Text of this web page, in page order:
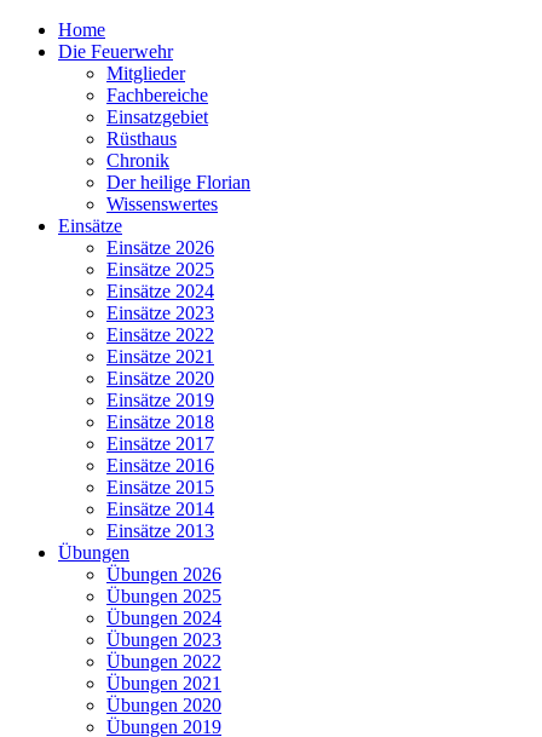
Home
Die Feuerwehr
Mitglieder
Fachbereiche
Einsatzgebiet
Rüsthaus
Chronik
Der heilige Florian
Wissenswertes
Einsätze
Einsätze 2026
Einsätze 2025
Einsätze 2024
Einsätze 2023
Einsätze 2022
Einsätze 2021
Einsätze 2020
Einsätze 2019
Einsätze 2018
Einsätze 2017
Einsätze 2016
Einsätze 2015
Einsätze 2014
Einsätze 2013
Übungen
Übungen 2026
Übungen 2025
Übungen 2024
Übungen 2023
Übungen 2022
Übungen 2021
Übungen 2020
Übungen 2019